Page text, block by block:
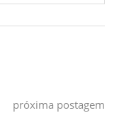
próxima postagem